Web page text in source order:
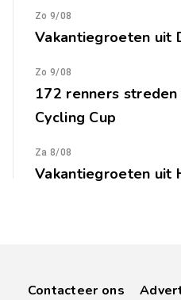
Zo 9/08
Vakantiegroeten uit
Zo 9/08
172 renners
Cycling Cup
Za 8/08
Vakantiegroeten uit
Contacteer ons